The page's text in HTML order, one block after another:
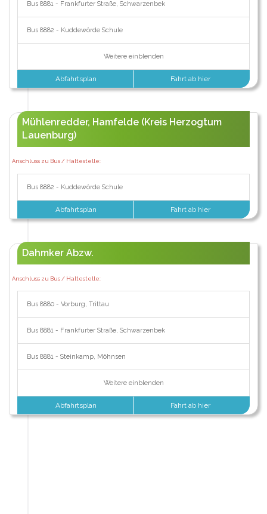
Bus 8881 - Frankfurter Straße, Schwarzenbek
Bus 8882 - Kuddewörde Schule
Weitere einblenden
Abfahrtsplan Fahrt ab hier
Mühlenredder, Hamfelde (Kreis Herzogtum
Lauenburg)
Anschluss zu Bus / Haltestelle:
Bus 8882 - Kuddewörde Schule
Abfahrtsplan Fahrt ab hier
Dahmker Abzw.
Anschluss zu Bus / Haltestelle:
Bus 8880 - Vorburg, Trittau
Bus 8881 - Frankfurter Straße, Schwarzenbek
Bus 8881 - Steinkamp, Möhnsen
Weitere einblenden
Abfahrtsplan Fahrt ab hier